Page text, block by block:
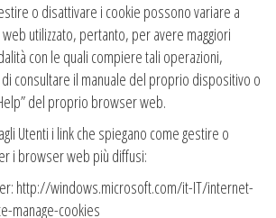
o disattivare i cookie possono variare a
utilizzato, pertanto, per avere maggiori
con le quali compiere tali operazioni,
di consultare il manuale del proprio dispositivo o
del proprio browser web.
Utenti i link che spiegano come gestire o
i browser web più diffusi:
http://windows.microsoft.com/it-IT/internet-
manage-cookies